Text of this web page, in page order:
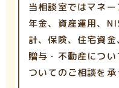
当相談室ではマネー
年金、資産運用、
計、保険、住宅資金
贈与・不動産につ
ついてのご相談を承